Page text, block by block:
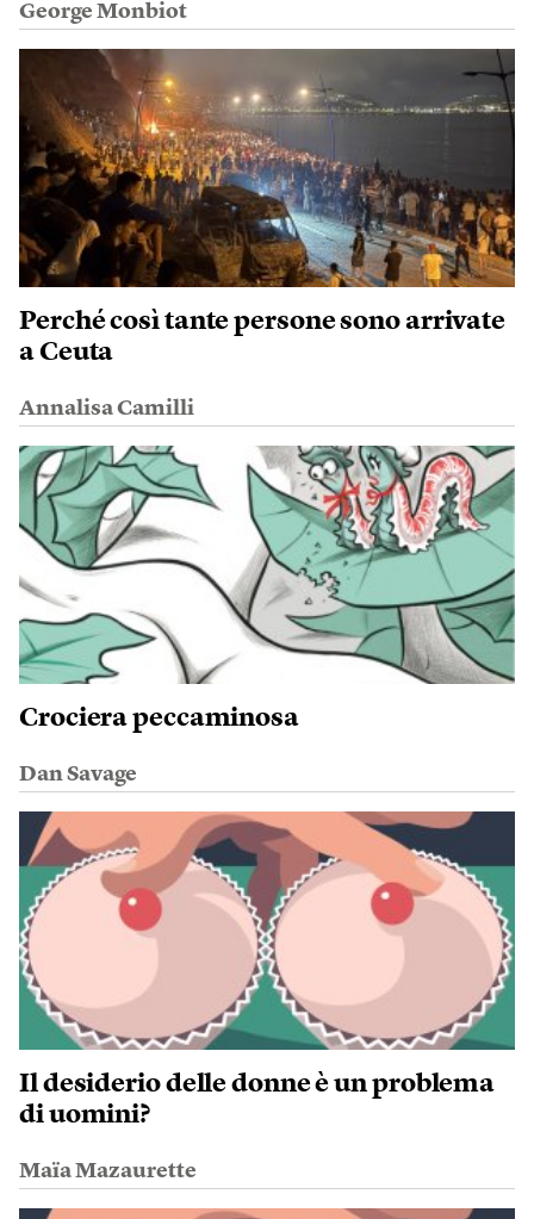
George Monbiot
Perché così tante persone sono arrivate
a Ceuta
Annalisa Camilli
Crociera peccaminosa
Dan Savage
Il desiderio delle donne è un problema
di uomini?
Maïa Mazaurette